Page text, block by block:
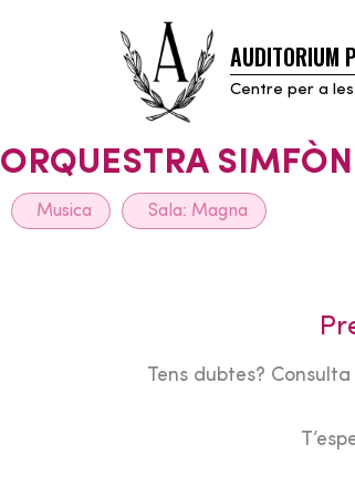
AUDITORIUM
Centre per a
ORQUESTRA
Musica Sala: Magna
Tens dubtes?